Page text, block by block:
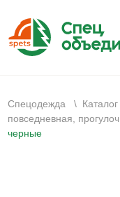
Спецодежда \ Каталог
повседневная,
черные